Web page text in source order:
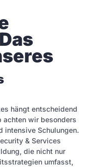
hängt entscheidend
achten wir besonders
intensive Schulungen.
& Services
die nicht nur
umfasst,